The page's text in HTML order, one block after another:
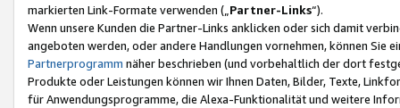
markierten Link-Formate verwenden („ Partner-Links“).
Wenn unsere Kunden die Partner-Links anklicken oder sich damit
angeboten werden, oder andere Handlungen vornehmen, können Sie
Partnerprogramm näher beschrieben (und vorbehaltlich der dort
Produkte oder Leistungen können wir Ihnen Daten, Bilder, Texte,
für Anwendungsprogramme, die Alexa-Funktionalität und weitere